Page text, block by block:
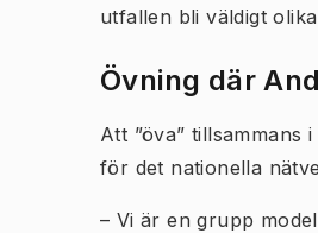
utfallen bli väldigt
Övning där
Att ”öva”
för det nationella
– Vi är en grupp